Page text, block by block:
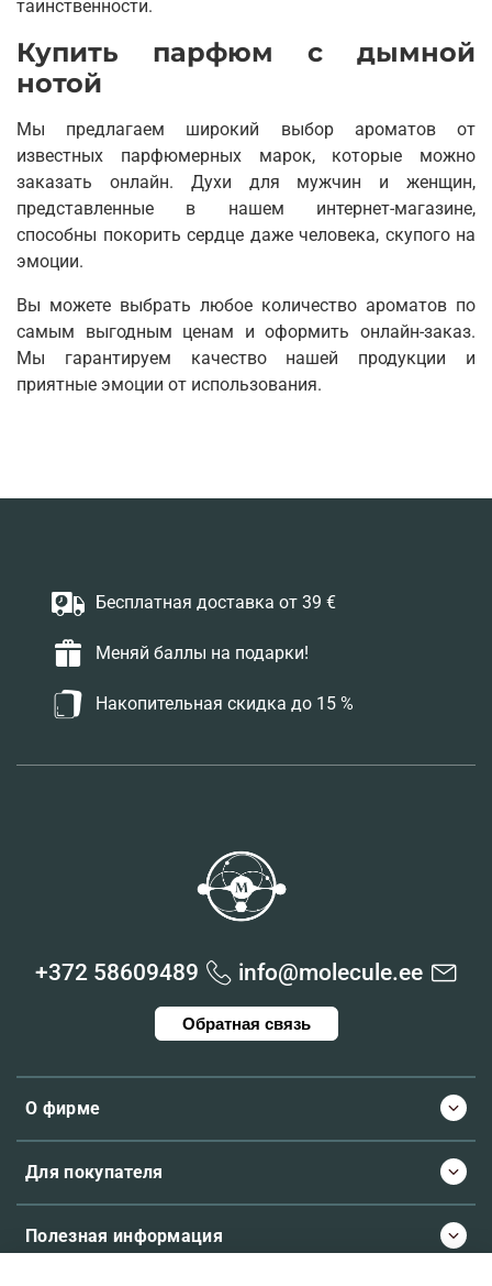
таинственности.
Купить парфюм с дымной
нотой
Мы предлагаем широкий выбор ароматов от
известных парфюмерных марок, которые можно
заказать онлайн. Духи для мужчин и женщин,
представленные в нашем интернет-магазине,
способны покорить сердце даже человека, скупого на
эмоции.
Вы можете выбрать любое количество ароматов по
самым выгодным ценам и оформить онлайн-заказ.
Мы гарантируем качество нашей продукции и
приятные эмоции от использования.
Бесплатная доставка от 39 €
Меняй баллы на подарки!
Накопительная скидка до 15 %
О фирме
Для покупателя
Полезная информация
+372 58609489 info@molecule.ee
Обратная связь